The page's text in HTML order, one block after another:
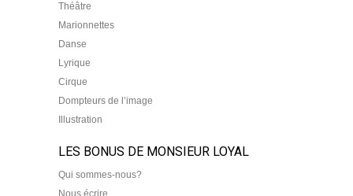
Théâtre
Marionnettes
Danse
Lyrique
Cirque
Dompteurs de l’image
Illustration
LES BONUS DE MONSIEUR LOYAL
Qui sommes-nous?
Nous écrire